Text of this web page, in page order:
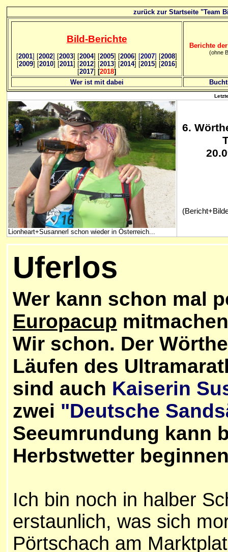
zurück zur Startseite "Team
Bild-Berichte
[2001] [2002] [2003] [2004] [2005] [2006] [2007] [2008]
[2009] [2010] [2011] [2012] [2013] [2014] [2015] [2016]
[2017] [2018]
Berichte
(ohne
Wer ist mit dabei
Lionheart+Susannerl schon wieder in Österreich...
6.
Uferlos
Wer kann schon mal
Europacup
Wir schon. Der
Läufen des
sind auch Kaiserin
zwei "Deutsche
Seeumrundung kann
Herbstwetter
Ich bin noch in halber
erstaunlich, was sich
Pörtschach am